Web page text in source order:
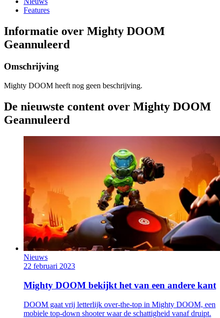
Features
Informatie over Mighty DOOM
Geannuleerd
Omschrijving
Mighty DOOM heeft nog geen beschrijving.
De nieuwste content over Mighty DOOM
Geannuleerd
Nieuws
22 februari 2023
Mighty DOOM bekijkt het van een andere kant
DOOM gaat vrij letterlijk over-the-top in Mighty DOOM, een
mobiele top-down shooter waar de schattigheid vanaf druipt.